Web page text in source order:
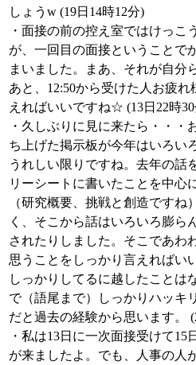
しょうw (19日14時12分)
・面接の前の控え室ではけっこ
が、一回目の面接ということで
まいました。まあ、それが自分
あと、12:50から受けた人お疲
えればいいですね☆ (13日22時
・久しぶりに見に来たら・・・
ち上げた掲示板が今年はいろい
うれしい限りですね。去年の話
リーシートに書いたことを中心
（研究概要、挑戦と創造ですね
く、そこから話はいろいろ膨ら
されたりしました。そこであわ
思うことをしっかり言えればい
しっかりしてるに越したことは
で（語尾まで）しっかりハッキ
だと過去の経験から思います。
・私は13日に一次面接受けて
が来ましたよ。でも、人事の人